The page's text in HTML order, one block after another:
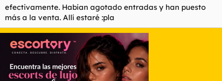
efectivamente. Habían agotado entradas y han puesto
más a la venta. Allí estaré :pla